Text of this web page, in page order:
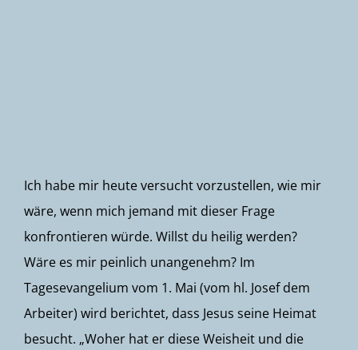
Ich habe mir heute versucht vorzustellen, wie mir
wäre, wenn mich jemand mit dieser Frage
konfrontieren würde. Willst du heilig werden?
Wäre es mir peinlich unangenehm? Im
Tagesevangelium vom 1. Mai (vom hl. Josef dem
Arbeiter) wird berichtet, dass Jesus seine Heimat
besucht. „Woher hat er diese Weisheit und die